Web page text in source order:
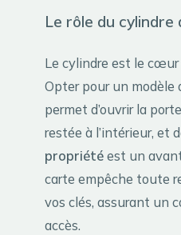
Le rôle du
Le cylindre est le cœur
Opter pour un modèle
permet d’ouvrir la
restée à l’intérieur, et
propriétéest un
carte empêche toute
vos clés, assurant un
accès.